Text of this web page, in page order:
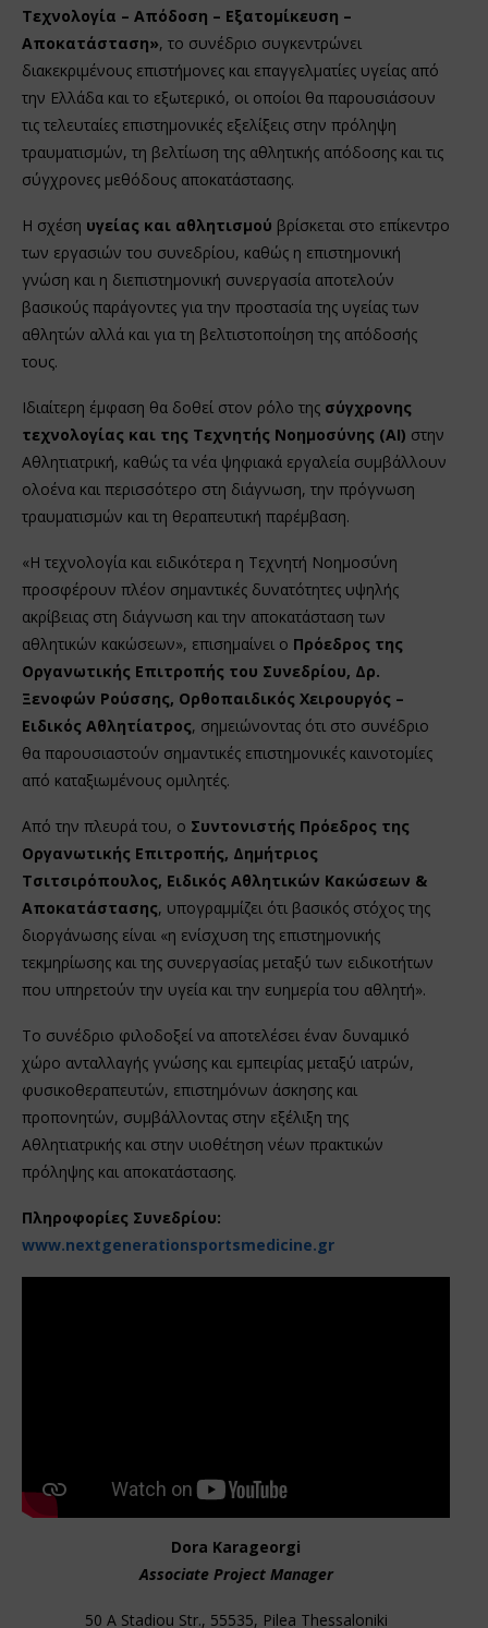
Τεχνολογία – Απόδοση – Εξατομίκευση –
Αποκατάσταση», το συνέδριο συγκεντρώνει
διακεκριμένους επιστήμονες και επαγγελματίες υγείας από
την Ελλάδα και το εξωτερικό, οι οποίοι θα παρουσιάσουν
τις τελευταίες επιστημονικές εξελίξεις στην πρόληψη
τραυματισμών, τη βελτίωση της αθλητικής απόδοσης και τις
σύγχρονες μεθόδους αποκατάστασης.
Η σχέση υγείας και αθλητισμού βρίσκεται στο επίκεντρο
των εργασιών του συνεδρίου, καθώς η επιστημονική
γνώση και η διεπιστημονική συνεργασία αποτελούν
βασικούς παράγοντες για την προστασία της υγείας των
αθλητών αλλά και για τη βελτιστοποίηση της απόδοσής
τους.
Ιδιαίτερη έμφαση θα δοθεί στον ρόλο της σύγχρονης
τεχνολογίας και της Τεχνητής Νοημοσύνης (AI) στην
Αθλητιατρική, καθώς τα νέα ψηφιακά εργαλεία συμβάλλουν
ολοένα και περισσότερο στη διάγνωση, την πρόγνωση
τραυματισμών και τη θεραπευτική παρέμβαση.
«Η τεχνολογία και ειδικότερα η Τεχνητή Νοημοσύνη
προσφέρουν πλέον σημαντικές δυνατότητες υψηλής
ακρίβειας στη διάγνωση και την αποκατάσταση των
αθλητικών κακώσεων», επισημαίνει ο Πρόεδρος της
Οργανωτικής Επιτροπής του Συνεδρίου, Δρ.
Ξενοφών Ρούσσης, Ορθοπαιδικός Χειρουργός –
Ειδικός Αθλητίατρος, σημειώνοντας ότι στο συνέδριο
θα παρουσιαστούν σημαντικές επιστημονικές καινοτομίες
από καταξιωμένους ομιλητές.
Από την πλευρά του, ο Συντονιστής Πρόεδρος της
Οργανωτικής Επιτροπής, Δημήτριος
Τσιτσιρόπουλος, Ειδικός Αθλητικών Κακώσεων &
Αποκατάστασης, υπογραμμίζει ότι βασικός στόχος της
διοργάνωσης είναι «η ενίσχυση της επιστημονικής
τεκμηρίωσης και της συνεργασίας μεταξύ των ειδικοτήτων
που υπηρετούν την υγεία και την ευημερία του αθλητή».
Το συνέδριο φιλοδοξεί να αποτελέσει έναν δυναμικό
χώρο ανταλλαγής γνώσης και εμπειρίας μεταξύ ιατρών,
φυσικοθεραπευτών, επιστημόνων άσκησης και
προπονητών, συμβάλλοντας στην εξέλιξη της
Αθλητιατρικής και στην υιοθέτηση νέων πρακτικών
πρόληψης και αποκατάστασης.
Πληροφορίες Συνεδρίου:
www.nextgenerationsportsmedicine.gr
Dora Karageorgi
Associate Project Manager
50 A Stadiou Str., 55535, Pilea Thessaloniki